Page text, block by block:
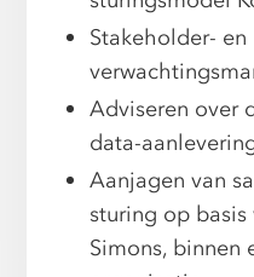
Stakeholder- en
Adviseren over
data-
Aanjagen van
sturing op
Simons, binnen